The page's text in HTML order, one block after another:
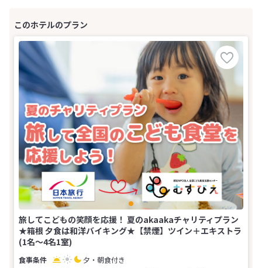
旅してこどもの笑顔を応援！ 夏のakaakaチャリティプラン
★箱根 夕食は和洋バイキング★【禁煙】ツイン＋エキストラ
(1名～4名1室)
夕・朝食付き